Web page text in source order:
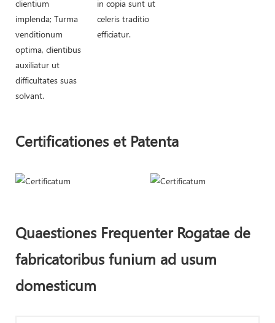
clientium
implenda; Turma
venditionum
optima, clientibus
auxiliatur ut
difficultates suas
solvant.
in copia sunt ut
celeris traditio
efficiatur.
Certificationes et Patenta
Quaestiones Frequenter Rogatae de
fabricatoribus funium ad usum
domesticum